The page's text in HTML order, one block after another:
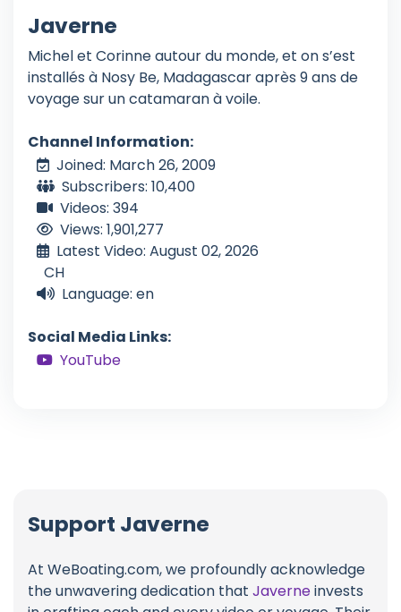
Javerne
Michel et Corinne autour du monde, et on s’est
installés à Nosy Be, Madagascar après 9 ans de
voyage sur un catamaran à voile.
Channel Information:
Joined: March 26, 2009
Subscribers: 10,400
Videos: 394
Views: 1,901,277
Latest Video: August 02, 2026
CH
Language: en
Social Media Links:
YouTube
Support Javerne
At WeBoating.com, we profoundly acknowledge
the unwavering dedication that Javerneinvests